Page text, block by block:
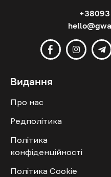
+38093
Видання
Про нас
Редполітика
Політика
конфіденційності
Політика Cookie